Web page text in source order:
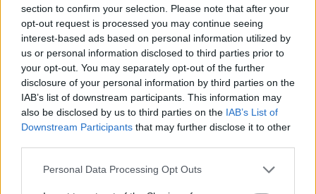
section to confirm your selection. Please note that after your
opt-out request is processed you may continue seeing
interest-based ads based on personal information utilized by
us or personal information disclosed to third parties prior to
your opt-out. You may separately opt-out of the further
disclosure of your personal information by third parties on the
IAB’s list of downstream participants. This information may
also be disclosed by us to third parties on the IAB’s List of
Downstream Participants that may further disclose it to other
Please note that this website/app uses one or more Google
Personal Data Processing Opt Outs
hatékonyak.
Az AI ügynökségek ROI-előnye különösen
hangsúlyossá válik komplex, többpiacos európai
kampányokban. Konzisztens üzenetküldés
menedzselése 20+ országban, mindegyik különböző
nyelvekkel, szabályozásokkal és fogyasztói
viselkedésekkel, rendkívül kihívást jelent pusztán
emberi csapatok számára. Az AI rendszerek fenn
tudják tartani a márka koherenciáját, miközben
automatikusan adaptálják a végrehajtási részleteket
a helyi kontextusokhoz, biztosítva, hogy a globális